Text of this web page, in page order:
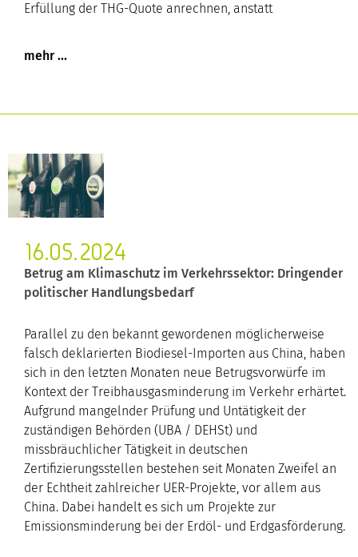
Erfüllung der THG-Quote anrechnen, anstatt
16.05.2024
Betrug am Klimaschutz im Verkehrssektor: Dringender
politischer Handlungsbedarf
Parallel zu den bekannt gewordenen möglicherweise
falsch deklarierten Biodiesel-Importen aus China, haben
sich in den letzten Monaten neue Betrugsvorwürfe im
Kontext der Treibhausgasminderung im Verkehr erhärtet.
Aufgrund mangelnder Prüfung und Untätigkeit der
zuständigen Behörden (UBA / DEHSt) und
missbräuchlicher Tätigkeit in deutschen
Zertifizierungsstellen bestehen seit Monaten Zweifel an
der Echtheit zahlreicher UER-Projekte, vor allem aus
China. Dabei handelt es sich um Projekte zur
Emissionsminderung bei der Erdöl- und Erdgasförderung.